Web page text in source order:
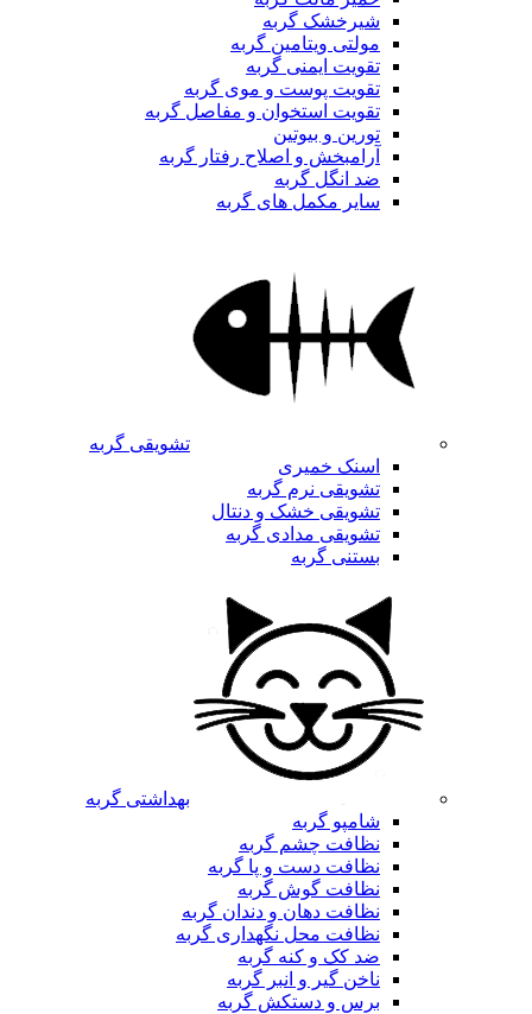
شیرخشک گربه
مولتی ویتامین گربه
تقویت ایمنی گربه
تقویت پوست و موی گربه
تقویت استخوان و مفاصل گربه
تورین و بیوتین
آرامبخش و اصلاح رفتار گربه
ضد انگل گربه
سایر مکمل های گربه
تشویقی گربه
اسنک خمیری
تشویقی نرم گربه
تشویقی خشک و دنتال
تشویقی مدادی گربه
بستنی گربه
بهداشتی گربه
شامپو گربه
نظافت چشم گربه
نظافت دست و پا گربه
نظافت گوش گربه
نظافت دهان و دندان گربه
نظافت محل نگهداری گربه
ضد کک و کنه گربه
ناخن گیر و انبر گربه
برس و دستکش گربه